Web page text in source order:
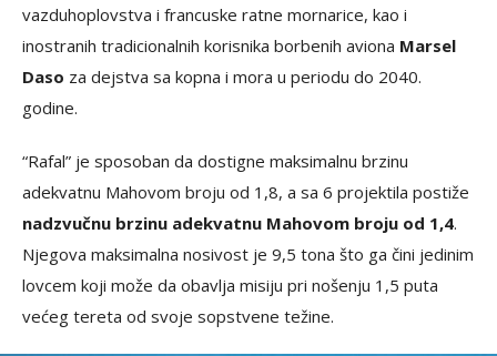
vazduhoplovstva i francuske ratne mornarice, kao i
inostranih tradicionalnih korisnika borbenih aviona Marsel
Daso za dejstva sa kopna i mora u periodu do 2040.
godine.
“Rafal” je sposoban da dostigne maksimalnu brzinu
adekvatnu Mahovom broju od 1,8, a sa 6 projektila postiže
nadzvučnu brzinu adekvatnu Mahovom broju od 1,4.
Njegova maksimalna nosivost je 9,5 tona što ga čini jedinim
lovcem koji može da obavlja misiju pri nošenju 1,5 puta
većeg tereta od svoje sopstvene težine.